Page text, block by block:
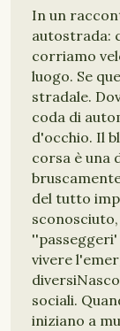
In un
autostrada:
corriamo
luogo. Se
stradale.
coda di
d'occhio. Il
corsa è una
del tutto
vivere
sociali.
iniziano a